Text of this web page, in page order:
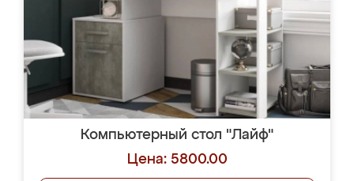
Компьютерный стол "Лайф"
Цена: 5800.00